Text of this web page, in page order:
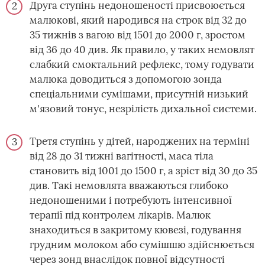
Друга ступінь недоношеності присвоюється
малюкові, який народився на строк від 32 до
35 тижнів з вагою від 1501 до 2000 г, зростом
від 36 до 40 див. Як правило, у таких немовлят
слабкий смоктальний рефлекс, тому годувати
малюка доводиться з допомогою зонда
спеціальними сумішами, присутній низький
м'язовий тонус, незрілість дихальної системи.
Третя ступінь у дітей, народжених на терміні
від 28 до 31 тижні вагітності, маса тіла
становить від 1001 до 1500 г, а зріст від 30 до 35
див. Такі немовлята вважаються глибоко
недоношеними і потребують інтенсивної
терапії під контролем лікарів. Малюк
знаходиться в закритому кювезі, годування
грудним молоком або сумішшю здійснюється
через зонд внаслідок повної відсутності